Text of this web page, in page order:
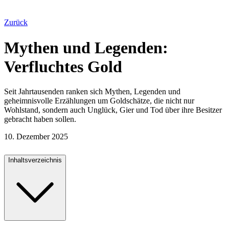
Zurück
Mythen und Legenden:
Verfluchtes Gold
Seit Jahrtausenden ranken sich Mythen, Legenden und
geheimnisvolle Erzählungen um Goldschätze, die nicht nur
Wohlstand, sondern auch Unglück, Gier und Tod über ihre Besitzer
gebracht haben sollen.
10. Dezember 2025
Inhaltsverzeichnis